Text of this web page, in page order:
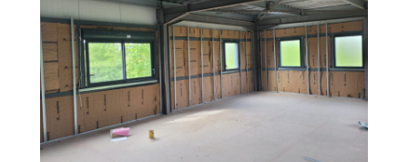
Nos prestations